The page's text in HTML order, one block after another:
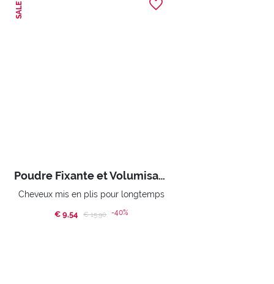
SALE
Poudre Fixante et Volumisante
Cheveux mis en plis pour longtemps
€ 9,54 Price reduced from
€ 15,90to-40%